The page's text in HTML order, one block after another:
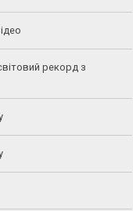
рекорд з